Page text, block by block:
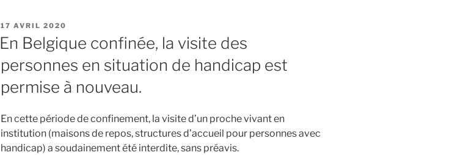
PUBLIÉ
LE
17 AVRIL 2020
En Belgique confinée, la visite des
personnes en situation de handicap est
permise à nouveau.
En cette période de confinement, la visite d’un proche vivant en
institution (maisons de repos, structures d’accueil pour personnes avec
handicap) a soudainement été interdite, sans préavis.